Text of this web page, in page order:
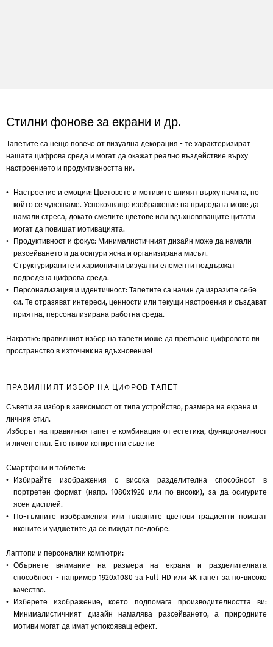
Стилни фонове за екрани и др.
Тапетите са нещо повече от визуална декорация - те характеризират
нашата цифрова среда и могат да окажат реално въздействие върху
настроението и продуктивността ни.
Настроение и емоции: Цветовете и мотивите влияят върху начина, по
който се чувстваме. Успокояващо изображение на природата може да
намали стреса, докато смелите цветове или вдъхновяващите цитати
могат да повишат мотивацията.
Продуктивност и фокус: Минималистичният дизайн може да намали
разсейването и да осигури ясна и организирана мисъл.
Структурираните и хармонични визуални елементи поддържат
подредена цифрова среда.
Персонализация и идентичност: Тапетите са начин да изразите себе
си. Те отразяват интереси, ценности или текущи настроения и създават
приятна, персонализирана работна среда.
Накратко: правилният избор на тапети може да превърне цифровото ви
пространство в източник на вдъхновение!
ПРАВИЛНИЯТ ИЗБОР НА ЦИФРОВ ТАПЕТ
Съвети за избор в зависимост от типа устройство, размера на екрана и
личния стил.
Изборът на правилния тапет е комбинация от естетика, функционалност
и личен стил. Ето някои конкретни съвети:
Смартфони и таблети:
Избирайте изображения с висока разделителна способност в
портретен формат (напр. 1080x1920 или по-високи), за да осигурите
ясен дисплей.
По-тъмните изображения или плавните цветови градиенти помагат
иконите и уиджетите да се виждат по-добре.
Лаптопи и персонални компютри:
Обърнете внимание на размера на екрана и разделителната
способност - например 1920x1080 за Full HD или 4K тапет за по-високо
качество.
Изберете изображение, което подпомага производителността ви:
Минималистичният дизайн намалява разсейването, а природните
мотиви могат да имат успокояващ ефект.